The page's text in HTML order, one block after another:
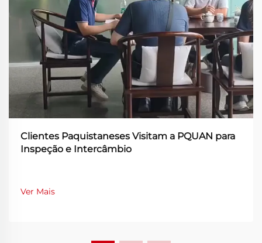
Clientes Paquistaneses Visitam a PQUAN para
Inspeção e Intercâmbio
Ver Mais